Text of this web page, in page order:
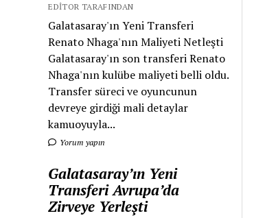
EDITOR TARAFINDAN
Galatasaray'ın Yeni Transferi
Renato Nhaga'nın Maliyeti Netleşti
Galatasaray'ın son transferi Renato
Nhaga'nın kulübe maliyeti belli oldu.
Transfer süreci ve oyuncunun
devreye girdiği mali detaylar
kamuoyuyla...
Yorum yapın
Galatasaray’ın Yeni
Transferi Avrupa’da
Zirveye Yerleşti